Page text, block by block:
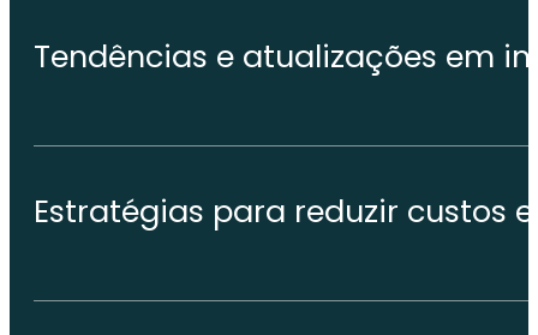
Tendências e atualizações em
Estratégias para reduzir custos